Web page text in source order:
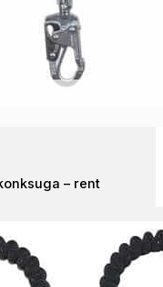
– rent